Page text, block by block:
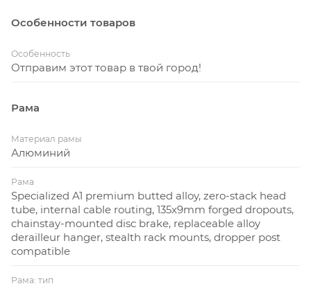
Особенности товаров
Особенность
Отправим этот товар в твой город!
Рама
Материал рамы
Алюминий
Рама
Specialized A1 premium butted alloy, zero-stack head
tube, internal cable routing, 135x9mm forged dropouts,
chainstay-mounted disc brake, replaceable alloy
derailleur hanger, stealth rack mounts, dropper post
compatible
Рама: тип